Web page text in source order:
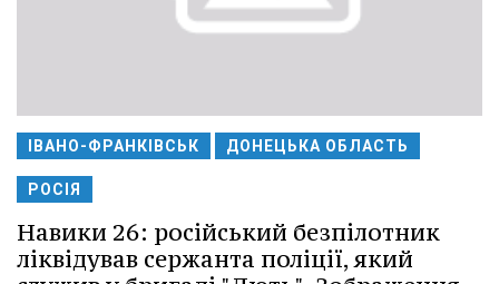
ІВАНО-ФРАНКІВСЬК ДОНЕЦЬКА ОБЛАСТЬ
РОСІЯ
Навики 26: російський безпілотник
ліквідував сержанта поліції, який